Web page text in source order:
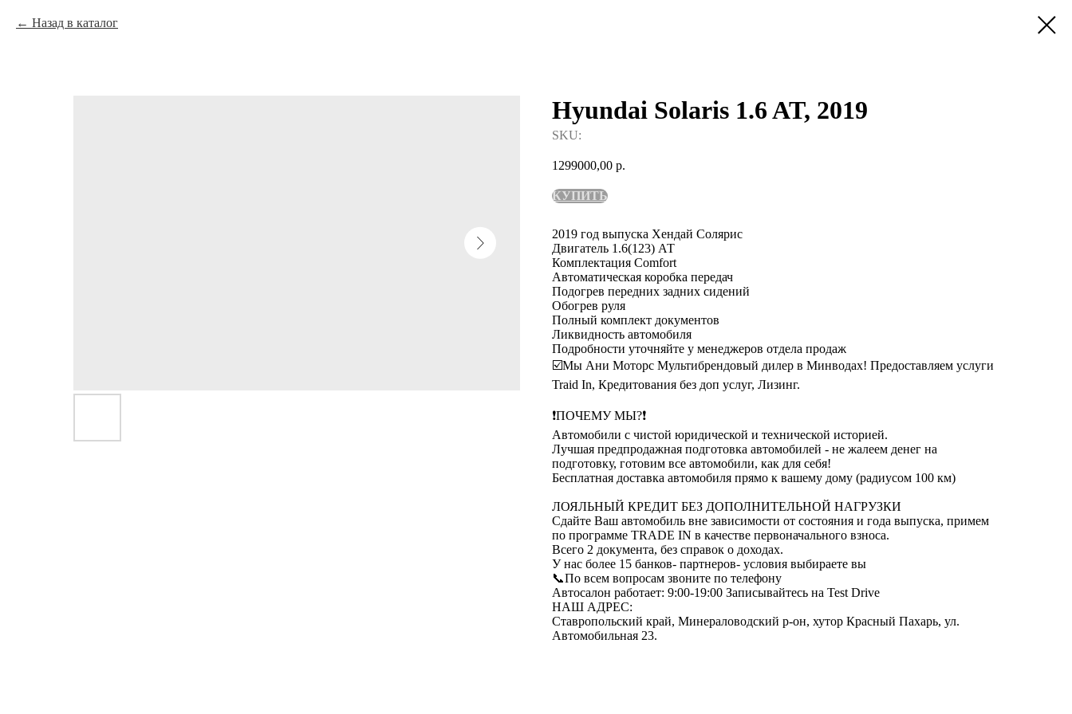
Назад в каталог
Hyundai Solaris 1.6 AT, 2019
SKU:
1299000,00 р.
КУПИТЬ
2019 год выпуска Хендай Солярис
Двигатель 1.6(123) АТ
Комплектация Comfort
Автоматическая коробка передач
Подогрев передних задних сидений
Обогрев руля
Полный комплект документов
Ликвидность автомобиля
Подробности уточняйте у менеджеров отдела продаж
☑️Мы Ани Моторс Мультибрендовый дилер в Минводах! Предоставляем услуги
Traid In, Кредитования без доп услуг, Лизинг.
❗️ПОЧЕМУ МЫ?❗️
Автомобили с чистой юридической и технической историей.
Лучшая предпродажная подготовка автомобилей - не жалеем денег на
подготовку, готовим все автомобили, как для себя!
Бесплатная доставка автомобиля прямо к вашему дому (радиусом 100 км)
ЛОЯЛЬНЫЙ КРЕДИТ БЕЗ ДОПОЛНИТЕЛЬНОЙ НАГРУЗКИ
Сдайте Ваш автомобиль вне зависимости от состояния и года выпуска, примем
по программе ТRАDЕ IN в качестве первоначального взноса.
Всего 2 документа, без справок о доходах.
У нас более 15 банков- партнеров- условия выбираете вы
📞По всем вопросам звоните по телефону
Автосалон работает: 9:00-19:00 Записывайтесь на Test Drive
НАШ АДРЕС:
Ставропольский край, Минераловодский р-он, хутор Красный Пахарь, ул.
Автомобильная 23.